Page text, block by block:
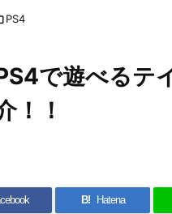
PS4
PS4で遊べる
！！
B! Hatena